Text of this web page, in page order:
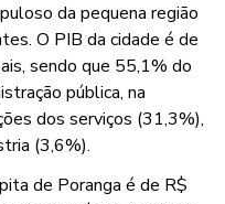
da pequena região
O PIB da cidade é de
sendo que 55,1% do
pública, na
dos serviços (31,3%),
(3,6%).
de Poranga é de R$